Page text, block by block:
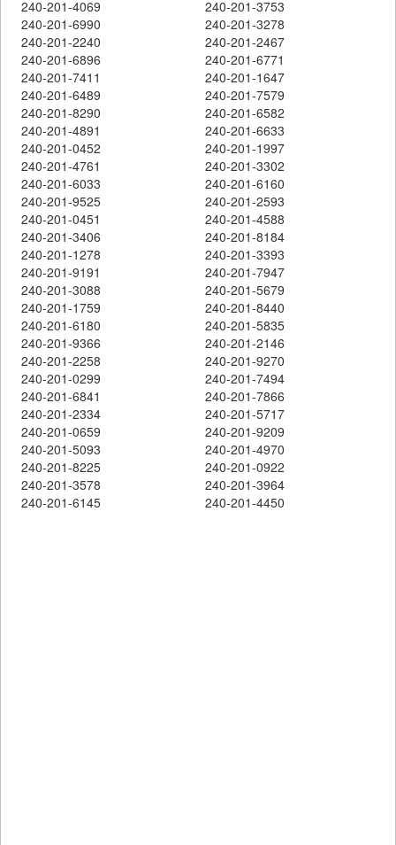
240-201-4069
240-201-3753
240-201-6990
240-201-3278
240-201-2240
240-201-2467
240-201-6896
240-201-6771
240-201-7411
240-201-1647
240-201-6489
240-201-7579
240-201-8290
240-201-6582
240-201-4891
240-201-6633
240-201-0452
240-201-1997
240-201-4761
240-201-3302
240-201-6033
240-201-6160
240-201-9525
240-201-2593
240-201-0451
240-201-4588
240-201-3406
240-201-8184
240-201-1278
240-201-3393
240-201-9191
240-201-7947
240-201-3088
240-201-5679
240-201-1759
240-201-8440
240-201-6180
240-201-5835
240-201-9366
240-201-2146
240-201-2258
240-201-9270
240-201-0299
240-201-7494
240-201-6841
240-201-7866
240-201-2334
240-201-5717
240-201-0659
240-201-9209
240-201-5093
240-201-4970
240-201-8225
240-201-0922
240-201-3578
240-201-3964
240-201-6145
240-201-4450